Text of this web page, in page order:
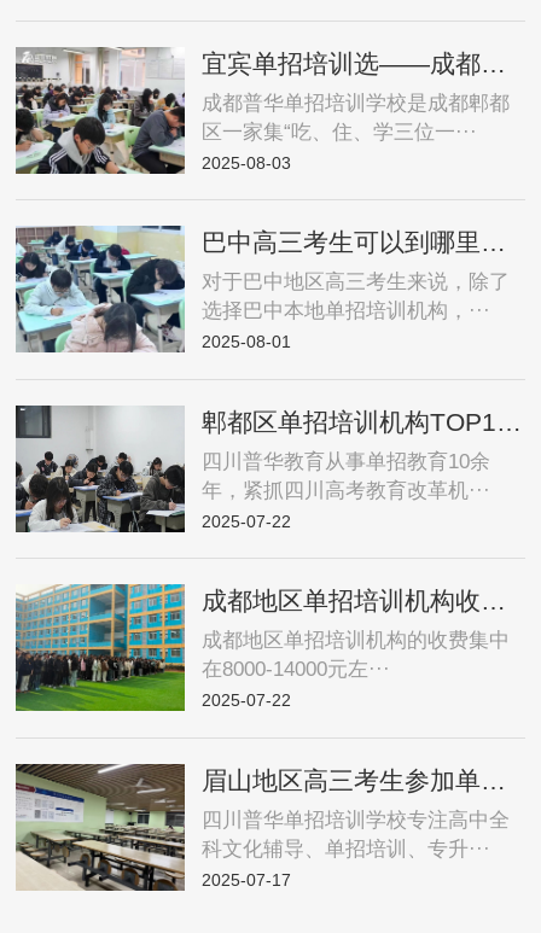
成都普华单招培训学校是成都郫都
区一家集“吃、住、学三位一···
2025-08-03
巴中高三考生可以到哪里参加单招培训，普华单招提分攻略
对于巴中地区高三考生来说，除了
选择巴中本地单招培训机构，···
2025-08-01
四川普华教育从事单招教育10余
年，紧抓四川高考教育改革机···
2025-07-22
成都地区单招培训机构收费标准——成都普华单招高性价比推荐
成都地区单招培训机构的收费集中
在8000-14000元左···
2025-07-22
四川普华单招培训学校专注高中全
科文化辅导、单招培训、专升···
2025-07-17